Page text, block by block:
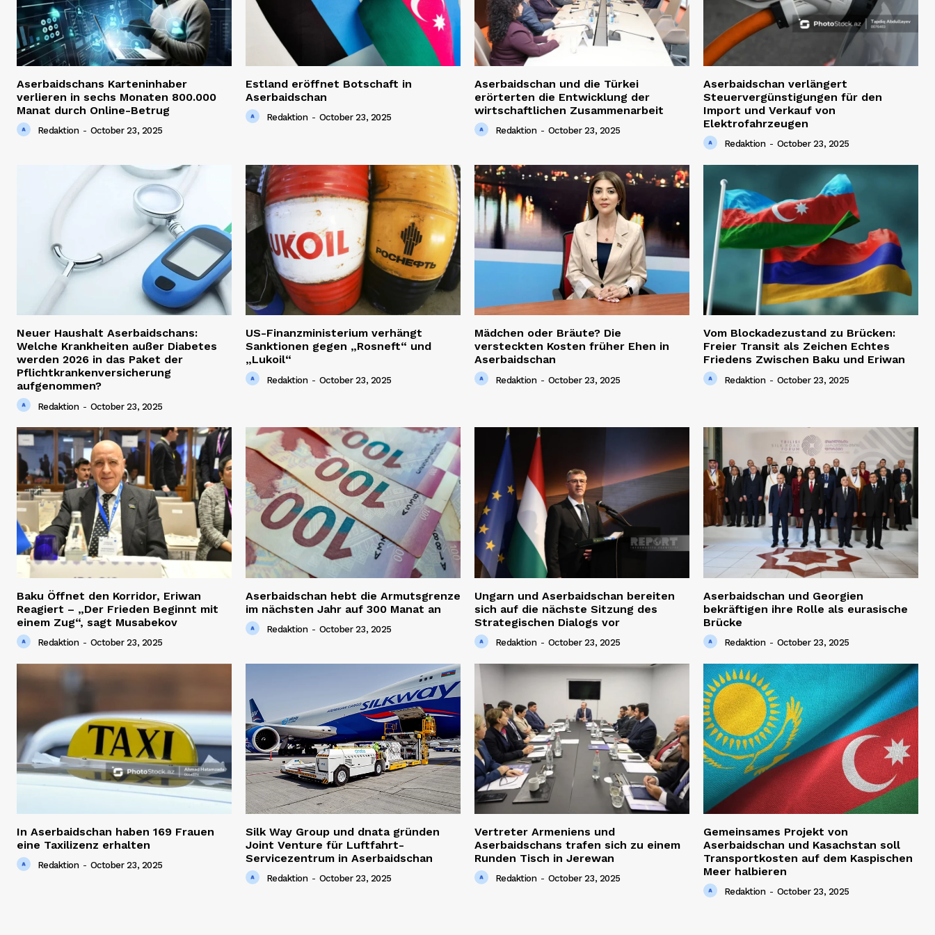
Aserbaidschans Karteninhaber
verlieren in sechs Monaten 800.000
Manat durch Online-Betrug
Redaktion - October 23, 2025
Estland eröffnet Botschaft in
Aserbaidschan
Redaktion - October 23, 2025
Aserbaidschan und die Türkei
erörterten die Entwicklung der
wirtschaftlichen Zusammenarbeit
Redaktion - October 23, 2025
Aserbaidschan verlängert
Steuervergünstigungen für den
Import und Verkauf von
Elektrofahrzeugen
Redaktion - October 23, 2025
Neuer Haushalt Aserbaidschans:
Welche Krankheiten außer Diabetes
werden 2026 in das Paket der
Pflichtkrankenversicherung
aufgenommen?
Redaktion - October 23, 2025
US-Finanzministerium verhängt
Sanktionen gegen „Rosneft“ und
„Lukoil“
Redaktion - October 23, 2025
Mädchen oder Bräute? Die
versteckten Kosten früher Ehen in
Aserbaidschan
Redaktion - October 23, 2025
Vom Blockadezustand zu Brücken:
Freier Transit als Zeichen Echtes
Friedens Zwischen Baku und Eriwan
Redaktion - October 23, 2025
Baku Öffnet den Korridor, Eriwan
Reagiert – „Der Frieden Beginnt mit
einem Zug“, sagt Musabekov
Redaktion - October 23, 2025
Aserbaidschan hebt die Armutsgrenze
im nächsten Jahr auf 300 Manat an
Redaktion - October 23, 2025
Ungarn und Aserbaidschan bereiten
sich auf die nächste Sitzung des
Strategischen Dialogs vor
Redaktion - October 23, 2025
Aserbaidschan und Georgien
bekräftigen ihre Rolle als eurasische
Brücke
Redaktion - October 23, 2025
In Aserbaidschan haben 169 Frauen
eine Taxilizenz erhalten
Redaktion - October 23, 2025
Silk Way Group und dnata gründen
Joint Venture für Luftfahrt-
Servicezentrum in Aserbaidschan
Redaktion - October 23, 2025
Vertreter Armeniens und
Aserbaidschans trafen sich zu einem
Runden Tisch in Jerewan
Redaktion - October 23, 2025
Gemeinsames Projekt von
Aserbaidschan und Kasachstan soll
Transportkosten auf dem Kaspischen
Meer halbieren
Redaktion - October 23, 2025